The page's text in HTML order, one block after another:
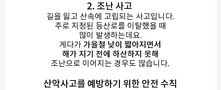
2. 조난 사고
길을 잃고 산속에 고립되는 사고입니다.
주로 지정된 등산로를 이탈했을 때
많이 발생하는데요.
게다가가을철 낮이 짧아지면서
해가 지기 전에 하산하지 못해
조난으로 이어지는 경우도 많습니다.
산악사고를 예방하기 위한 안전 수칙